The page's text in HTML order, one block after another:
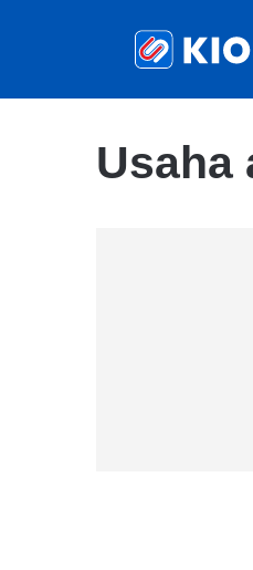
Usaha